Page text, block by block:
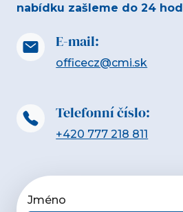
nabídku zašleme do 24 hod
E-mail:
officecz@cmi.sk
Telefonní číslo:
+420 777 218 811
Jméno